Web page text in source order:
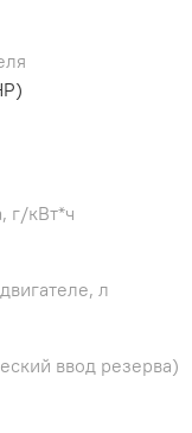
г/кВт*ч
л
ввод резерва)